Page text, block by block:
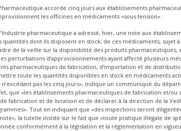
accorde cinq jours aux établissements
les officines en médicaments «sous tension».
pharmaceutique a adressé, hier, une note aux
dont ils disposent en stock, de ces médicaments, sujet
de la veille sur la disponibilité des produits
perturbations d’approvisionnements ayant affecté plusieurs
pharmaceutiques de fabrication, d’importation et de
toute les quantités disponibles en stock en médicaments
n’excédant pas les cinq jours», indique un communiqué du
que «les établissements pharmaceutiques de fabrication et/ou
fabrication et de livraison et de déclarer à la direction de la
Tout en indiquant que «des inspections seront
la tutelle insiste sur le fait que «toute pratique illégale de
conformément à la législation et la réglementation en